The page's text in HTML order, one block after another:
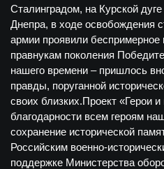
Сталинградом, на Курской
Днепра, в ходе освобождения
армии проявили беспримерное
правнукам поколения
нашего времени – пришлось
правды, поруганной
своих близких.Проект «Герои и
благодарности всем героям
сохранение исторической
Российским военно-
поддержке Министерства